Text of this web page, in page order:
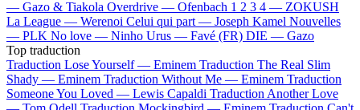
— Gazo & Tiakola Overdrive — Ofenbach 1 2 3 4 — ZOKUSH
La League — Werenoi Celui qui part — Joseph Kamel Nouvelles
— PLK No love — Ninho Urus — Favé (FR) DIE — Gazo
Top traduction
Traduction Lose Yourself — Eminem Traduction The Real Slim
Shady — Eminem Traduction Without Me — Eminem Traduction
Someone You Loved — Lewis Capaldi Traduction Another Love